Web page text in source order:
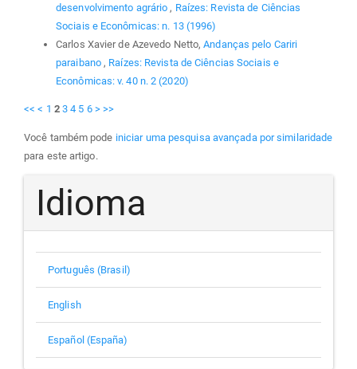
desenvolvimento agrário, Raízes: Revista de Ciências
Sociais e Econômicas: n. 13 (1996)
Carlos Xavier de Azevedo Netto,Andanças pelo Cariri
paraibano , Raízes: Revista de Ciências Sociais e
Econômicas: v. 40 n. 2 (2020)
<< < 1 2 3 4 5 6 > >>
Você também pode iniciar uma pesquisa avançada por similaridade
para este artigo.
Idioma
Português (Brasil)
English
Español (España)